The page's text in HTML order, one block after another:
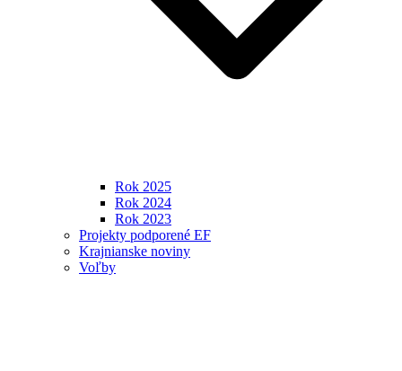
Rok 2025
Rok 2024
Rok 2023
Projekty podporené EF
Krajnianske noviny
Voľby